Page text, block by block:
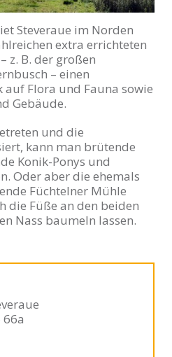
Steveraue im Norden
extra errichteten
z. B. der großen
– einen
Flora und Fauna sowie
Gebäude.
und die
kann man brütende
Konik-Ponys und
Oder aber die ehemals
Füchtelner Mühle
die Füße an den beiden
Nass baumeln lassen.